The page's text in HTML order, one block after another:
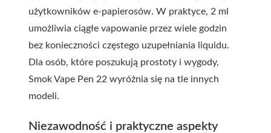
użytkowników e-papierosów. W praktyce, 2 ml
umożliwia ciągłe vapowanie przez wiele godzin
bez konieczności częstego uzupełniania liquidu.
Dla osób, które poszukują prostoty i wygody,
Smok Vape Pen 22 wyróżnia się na tle innych
modeli.
Niezawodność i praktyczne aspekty